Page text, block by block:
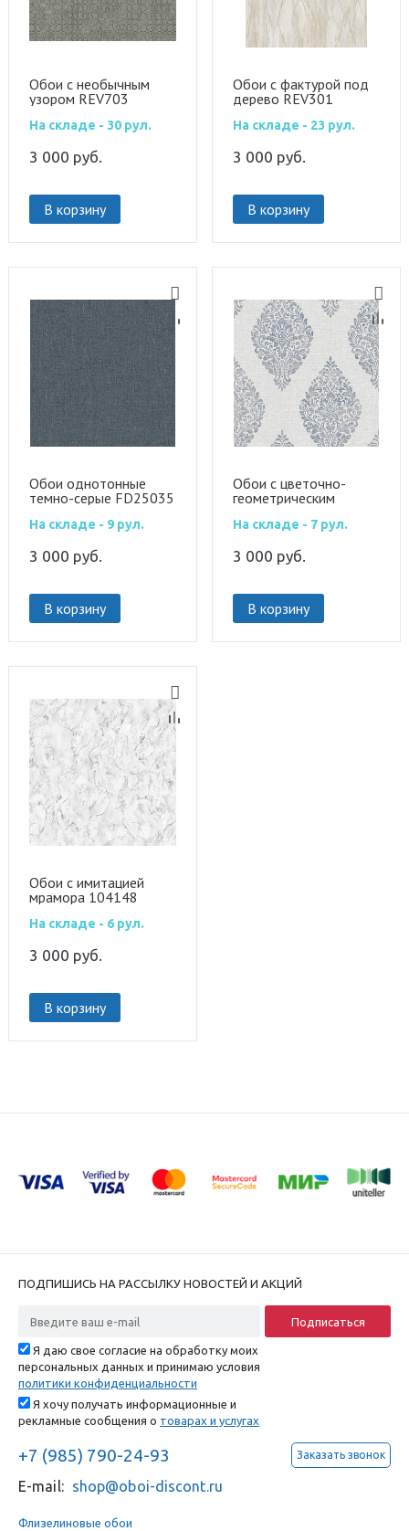
Обои с необычным
узором REV703
На складе - 30 рул.
3 000 руб.
В корзину
Обои с фактурой под
дерево REV301
На складе - 23 рул.
3 000 руб.
В корзину
Обои однотонные
темно-серые FD25035
На складе - 9 рул.
3 000 руб.
В корзину
Обои с цветочно-
геометрическим
На складе - 7 рул.
3 000 руб.
В корзину
Обои с имитацией
мрамора 104148
На складе - 6 рул.
3 000 руб.
В корзину
ПОДПИШИСЬ НА РАССЫЛКУ НОВОСТЕЙ И АКЦИЙ
Я даю свое согласие на обработку моих
персональных данных и принимаю условия
политики конфиденциальности
Я хочу получать информационные и
рекламные сообщения о товарах и услугах
+7 (985) 790-24-93 Заказать звонок
E-mail: shop@oboi-discont.ru
Флизелиновые обои